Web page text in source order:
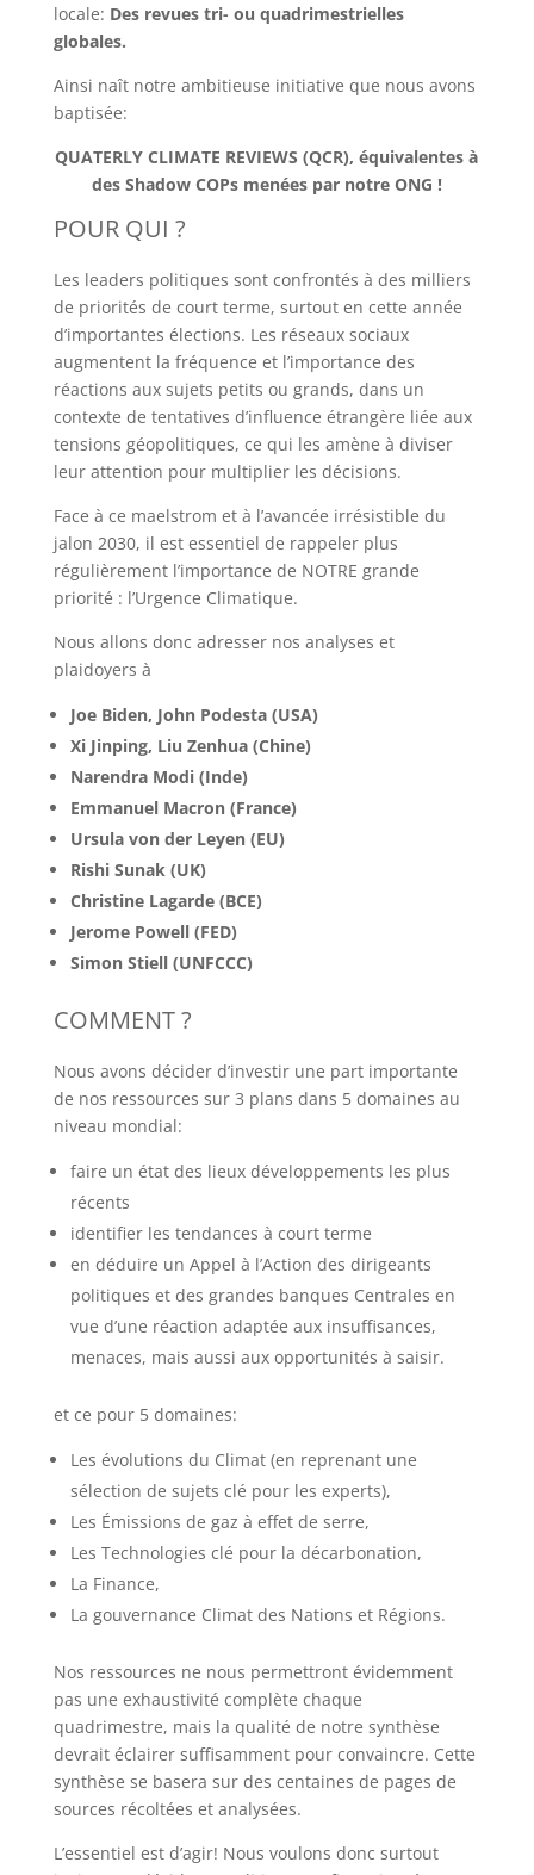
locale: Des revues tri- ou quadrimestrielles
globales.
Ainsi naît notre ambitieuse initiative que nous avons
baptisée:
QUATERLY CLIMATE REVIEWS (QCR), équivalentes à
des Shadow COPs menées par notre ONG !
POUR QUI ?
Les leaders politiques sont confrontés à des milliers
de priorités de court terme, surtout en cette année
d’importantes élections. Les réseaux sociaux
augmentent la fréquence et l’importance des
réactions aux sujets petits ou grands, dans un
contexte de tentatives d’influence étrangère liée aux
tensions géopolitiques, ce qui les amène à diviser
leur attention pour multiplier les décisions.
Face à ce maelstrom et à l’avancée irrésistible du
jalon 2030, il est essentiel de rappeler plus
régulièrement l’importance de NOTRE grande
priorité : l’Urgence Climatique.
Nous allons donc adresser nos analyses et
plaidoyers à
Joe Biden, John Podesta (USA)
Xi Jinping, Liu Zenhua (Chine)
Narendra Modi (Inde)
Emmanuel Macron (France)
Ursula von der Leyen (EU)
Rishi Sunak (UK)
Christine Lagarde (BCE)
Jerome Powell (FED)
Simon Stiell (UNFCCC)
COMMENT ?
Nous avons décider d’investir une part importante
de nos ressources sur 3 plans dans 5 domaines au
niveau mondial:
faire un état des lieux développements les plus
récents
identifier les tendances à court terme
en déduire un Appel à l’Action des dirigeants
politiques et des grandes banques Centrales en
vue d’une réaction adaptée aux insuffisances,
menaces, mais aussi aux opportunités à saisir.
et ce pour 5 domaines:
Les évolutions du Climat (en reprenant une
sélection de sujets clé pour les experts),
Les Émissions de gaz à effet de serre,
Les Technologies clé pour la décarbonation,
La Finance,
La gouvernance Climat des Nations et Régions.
Nos ressources ne nous permettront évidemment
pas une exhaustivité complète chaque
quadrimestre, mais la qualité de notre synthèse
devrait éclairer suffisamment pour convaincre. Cette
synthèse se basera sur des centaines de pages de
sources récoltées et analysées.
L’essentiel est d’agir! Nous voulons donc surtout